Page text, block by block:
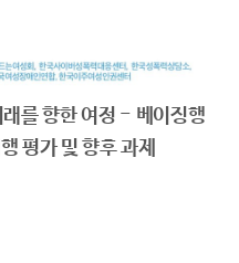
를 향한 여정 - 베이징행
평가 및 향후 과제